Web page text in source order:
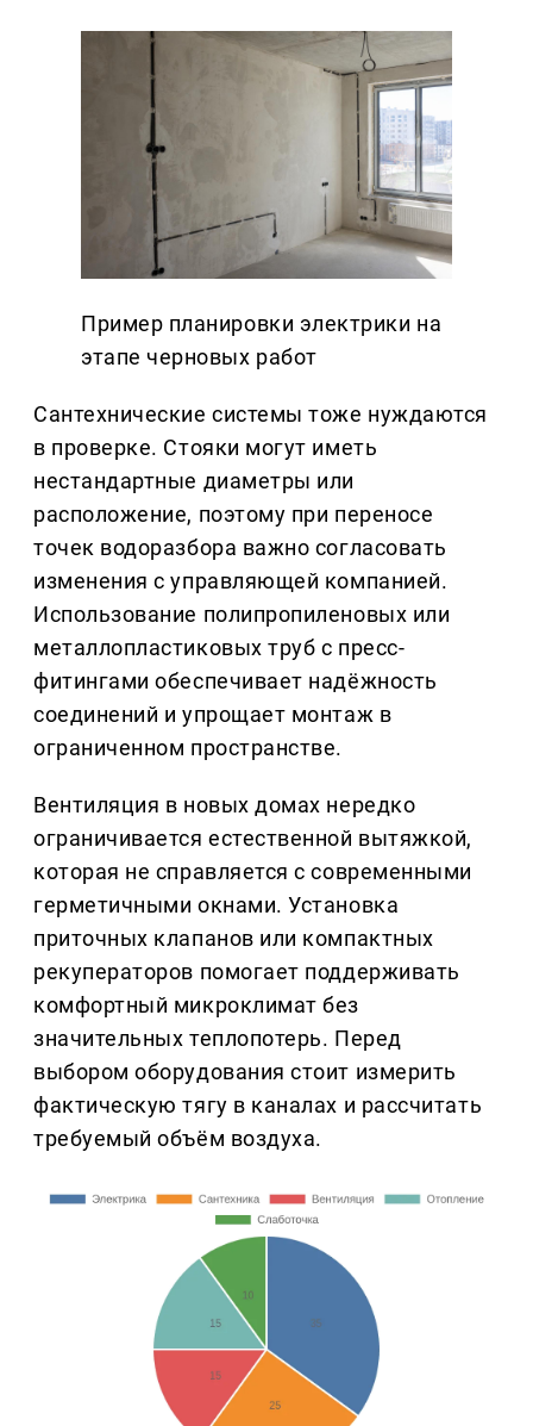
Пример планировки электрики на
этапе черновых работ
Сантехнические системы тоже нуждаются
в проверке. Стояки могут иметь
нестандартные диаметры или
расположение, поэтому при переносе
точек водоразбора важно согласовать
изменения с управляющей компанией.
Использование полипропиленовых или
металлопластиковых труб с пресс-
фитингами обеспечивает надёжность
соединений и упрощает монтаж в
ограниченном пространстве.
Вентиляция в новых домах нередко
ограничивается естественной вытяжкой,
которая не справляется с современными
герметичными окнами. Установка
приточных клапанов или компактных
рекуператоров помогает поддерживать
комфортный микроклимат без
значительных теплопотерь. Перед
выбором оборудования стоит измерить
фактическую тягу в каналах и рассчитать
требуемый объём воздуха.